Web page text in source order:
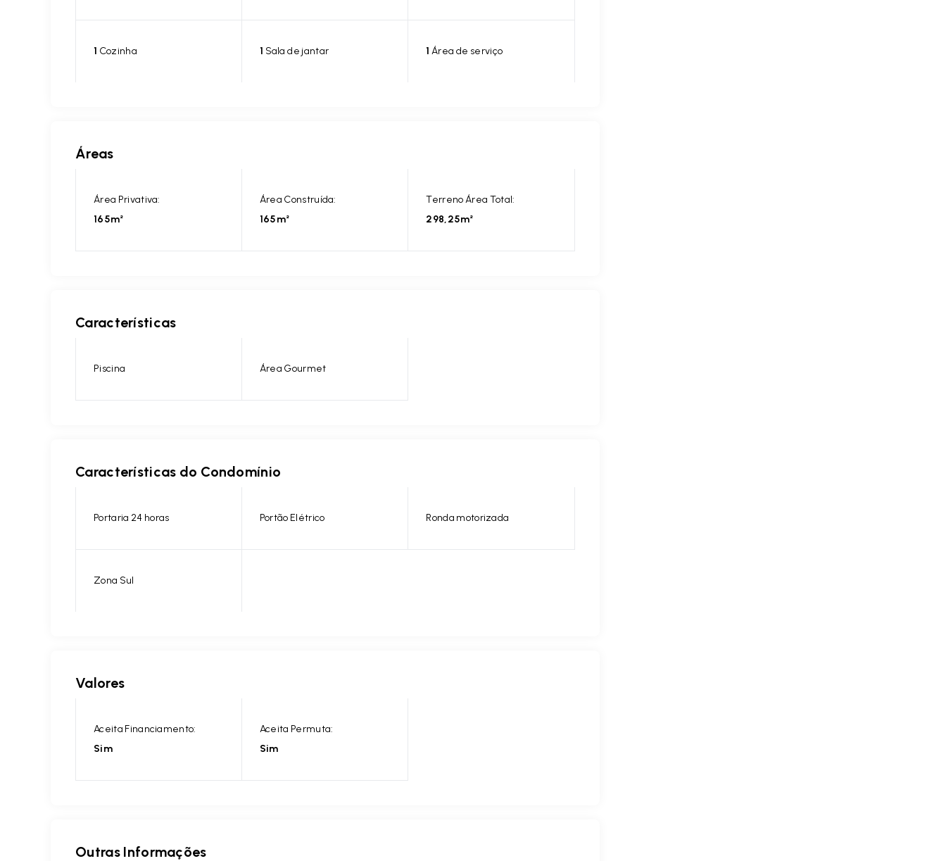
1 Cozinha 1 Sala de jantar 1 Área de serviço
Áreas
Área Privativa:
165m²
Área Construída:
165m²
Terreno Área Total:
298,25m²
Características
Piscina Área Gourmet
Características do Condomínio
Portaria 24 horas Portão Elétrico Ronda motorizada
Zona Sul
Valores
Aceita Financiamento:
Sim
Aceita Permuta:
Sim
Outras Informações